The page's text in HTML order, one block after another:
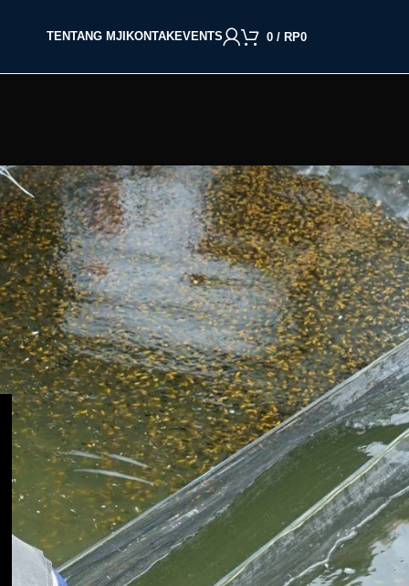
TENTANG MJI KONTAKEVENTS 0 / RP0
BACA BERDASARKAN JENIS IKAN
Cupang
Molly
Channa
Koi
Koki
Guppy
Platy
Glofish
Danio
Manfish
Discuss
Palmas